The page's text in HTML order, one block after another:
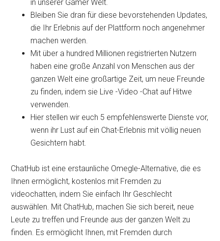
in unserer Gamer Welt.
Bleiben Sie dran für diese bevorstehenden Updates,
die Ihr Erlebnis auf der Plattform noch angenehmer
machen werden.
Mit über a hundred Millionen registrierten Nutzern
haben eine große Anzahl von Menschen aus der
ganzen Welt eine großartige Zeit, um neue Freunde
zu finden, indem sie Live -Video -Chat auf Hitwe
verwenden.
Hier stellen wir euch 5 empfehlenswerte Dienste vor,
wenn ihr Lust auf ein Chat-Erlebnis mit völlig neuen
Gesichtern habt.
ChatHub ist eine erstaunliche Omegle-Alternative, die es
Ihnen ermöglicht, kostenlos mit Fremden zu
videochatten, indem Sie einfach Ihr Geschlecht
auswählen. Mit ChatHub, machen Sie sich bereit, neue
Leute zu treffen und Freunde aus der ganzen Welt zu
finden. Es ermöglicht Ihnen, mit Fremden durch